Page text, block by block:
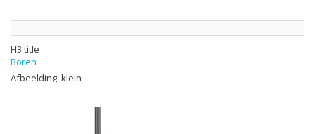
H3 title
Boren
Afbeelding_klein